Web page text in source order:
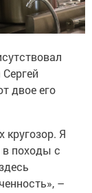
двое его
кругозор. Я
походы с
–